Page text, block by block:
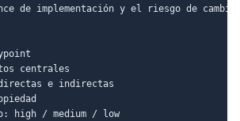
de implementación y el riesgo de
centrales
directas e indirectas
high / medium / low